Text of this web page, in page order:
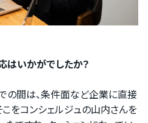
いかがでしたか？
の間は、条件面など企業に直接
こをコンシェルジュの山内さんを